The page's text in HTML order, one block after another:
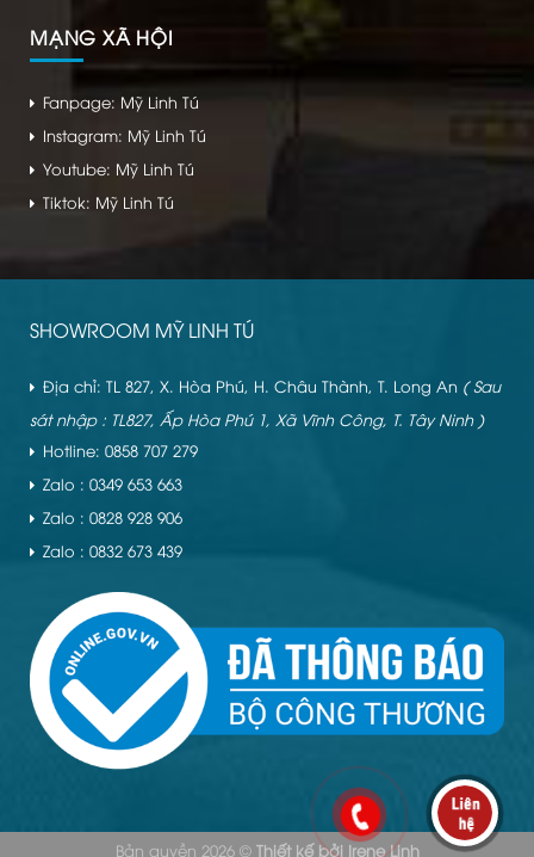
MẠNG XÃ HỘI
Fanpage: Mỹ Linh Tú
Instagram: Mỹ Linh Tú
Youtube: Mỹ Linh Tú
Tiktok: Mỹ Linh Tú
SHOWROOM MỸ LINH TÚ
Địa chỉ: TL 827, X. Hòa Phú, H. Châu Thành, T. Long An ( Sau
sát nhập : TL827, Ấp Hòa Phú 1, Xã Vĩnh Công, T. Tây Ninh )
Hotline: 0858 707 279
Zalo : 0349 653 663
Zalo : 0828 928 906
Zalo : 0832 673 439
Bản quyền 2026 © Thiết kế bởi Irene Linh